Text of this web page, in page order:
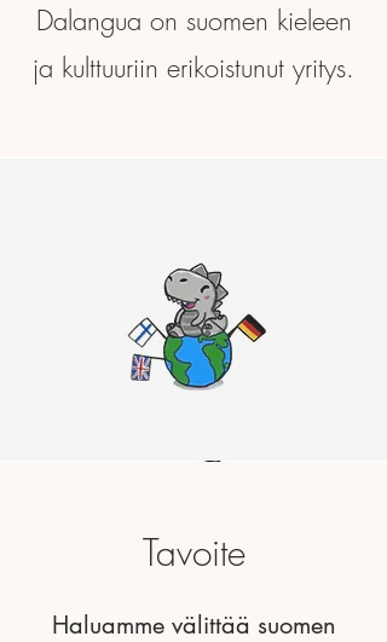
Dalangua on suomen kieleen
ja kulttuuriin erikoistunut yritys.
Tavoite
Haluamme välittää suomen